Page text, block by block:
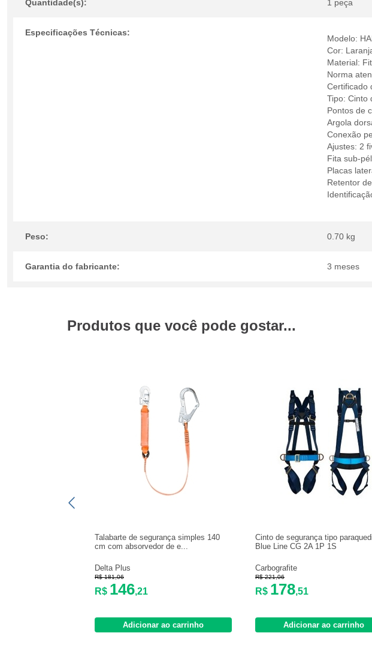
Quantidade(s): 1 peça
Especificações Técnicas:
Modelo:
Cor:
Material:
Norma
Certificado
Tipo: Cinto
Pontos de
Argola
Conexão
Ajustes: 2
Fita sub-
Placas
Retentor
Peso: 0.70 kg
Garantia do fabricante: 3 meses
Produtos que você pode gostar...
Talabarte de segurança simples 140
cm com absorvedor de e...
Delta Plus
R$ 181,06
R$ 146,21
Adicionar ao carrinho
Cinto de segurança tipo
Blue Line CG 2A 1P 1S
Carbografite
R$ 221,06
R$ 178,51
Adicionar ao carrinho